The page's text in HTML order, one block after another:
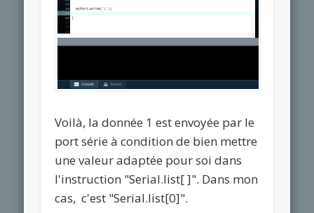
Voilà, la donnée 1 est envoyée par le
port série à condition de bien mettre
une valeur adaptée pour soi dans
l'instruction "Serial.list[ ]". Dans mon
cas, c'est "Serial.list[0]".